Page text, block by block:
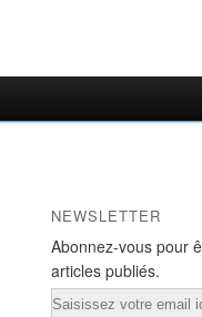
NEWSLETTER
Abonnez-vous pour
articles publiés.
Email